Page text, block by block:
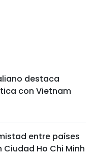
destaca
con Vietnam
entre países
Ciudad Ho Chi Minh